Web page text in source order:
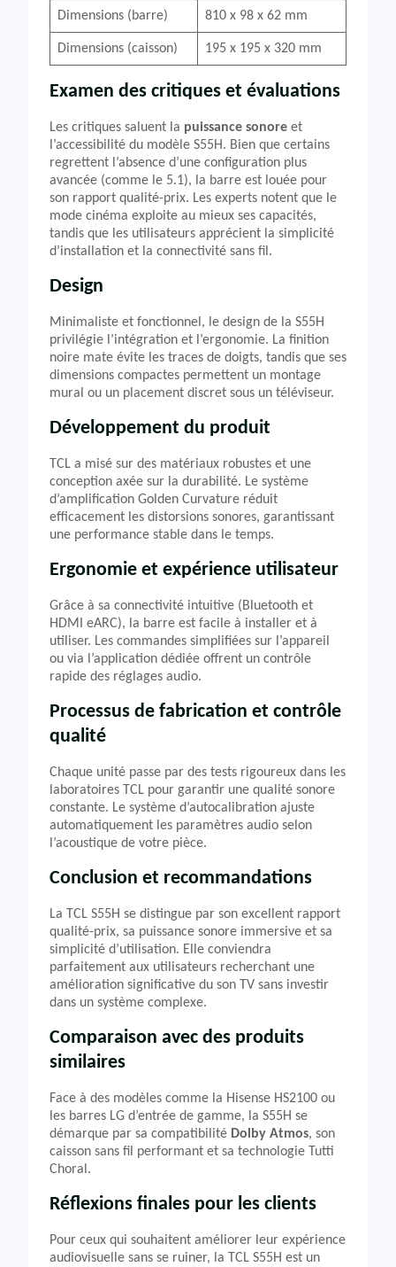
Dimensions (barre) 810 x 98 x 62 mm
Dimensions (caisson) 195 x 195 x 320 mm
Examen des critiques et évaluations
Les critiques saluent la puissance sonore et
l’accessibilité du modèle S55H. Bien que certains
regrettent l’absence d’une configuration plus
avancée (comme le 5.1), la barre est louée pour
son rapport qualité-prix. Les experts notent que le
mode cinéma exploite au mieux ses capacités,
tandis que les utilisateurs apprécient la simplicité
d’installation et la connectivité sans fil.
Design
Minimaliste et fonctionnel, le design de la S55H
privilégie l’intégration et l’ergonomie. La finition
noire mate évite les traces de doigts, tandis que ses
dimensions compactes permettent un montage
mural ou un placement discret sous un téléviseur.
Développement du produit
TCL a misé sur des matériaux robustes et une
conception axée sur la durabilité. Le système
d’amplification Golden Curvature réduit
efficacement les distorsions sonores, garantissant
une performance stable dans le temps.
Ergonomie et expérience utilisateur
Grâce à sa connectivité intuitive (Bluetooth et
HDMI eARC), la barre est facile à installer et à
utiliser. Les commandes simplifiées sur l’appareil
ou via l’application dédiée offrent un contrôle
rapide des réglages audio.
Processus de fabrication et contrôle
qualité
Chaque unité passe par des tests rigoureux dans les
laboratoires TCL pour garantir une qualité sonore
constante. Le système d’autocalibration ajuste
automatiquement les paramètres audio selon
l’acoustique de votre pièce.
Conclusion et recommandations
La TCL S55H se distingue par son excellent rapport
qualité-prix, sa puissance sonore immersive et sa
simplicité d’utilisation. Elle conviendra
parfaitement aux utilisateurs recherchant une
amélioration significative du son TV sans investir
dans un système complexe.
Comparaison avec des produits
similaires
Face à des modèles comme la Hisense HS2100 ou
les barres LG d’entrée de gamme, la S55H se
démarque par sa compatibilité Dolby Atmos, son
caisson sans fil performant et sa technologie Tutti
Choral.
Réflexions finales pour les clients
Pour ceux qui souhaitent améliorer leur expérience
audiovisuelle sans se ruiner, la TCL S55H est un